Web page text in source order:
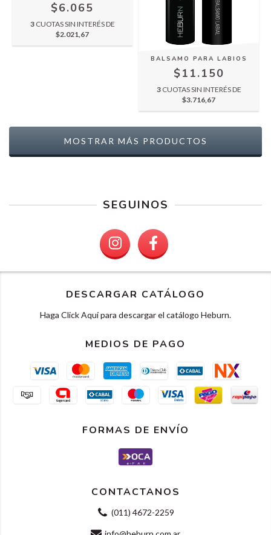
$6.065
3 CUOTAS SIN INTERÉS DE
$2.021,67
BALSAMO PARA LABIOS
$11.150
3 CUOTAS SIN INTERÉS DE
$3.716,67
MOSTRAR MÁS PRODUCTOS
SEGUINOS
DESCARGAR CATÁLOGO
Haga Click Aquí para descargar el catálogo Heburn.
MEDIOS DE PAGO
FORMAS DE ENVÍO
CONTACTANOS
(011) 4672-2259